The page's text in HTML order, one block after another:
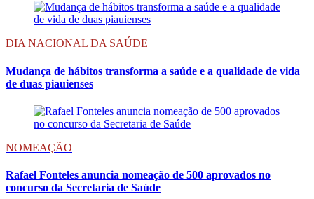
DIA NACIONAL DA SAÚDE
Mudança de hábitos transforma a saúde e a qualidade de vida
de duas piauienses
NOMEAÇÃO
Rafael Fonteles anuncia nomeação de 500 aprovados no
concurso da Secretaria de Saúde